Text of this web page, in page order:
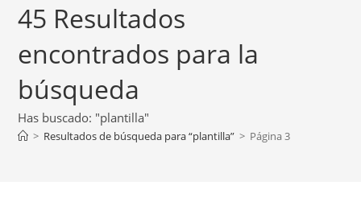
45 Resultados
encontrados para la
búsqueda
Has buscado: "plantilla"
> Resultados de búsqueda para“plantilla” > Página 3